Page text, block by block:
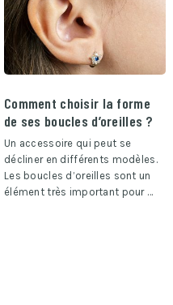
Comment choisir la forme
de ses boucles d’oreilles ?
Un accessoire qui peut se
décliner en différents modèles.
Les boucles d’oreilles sont un
élément très important pour …